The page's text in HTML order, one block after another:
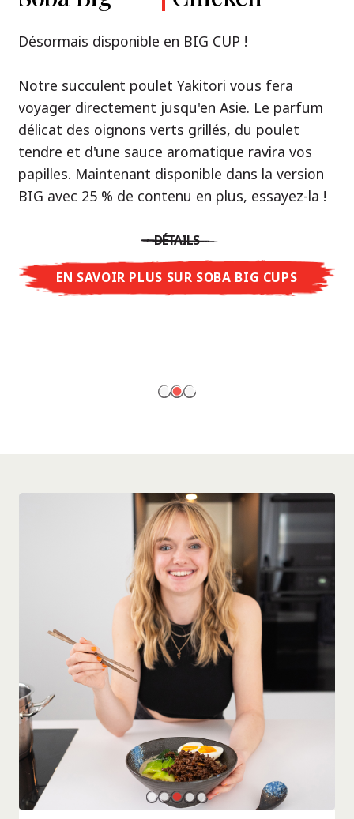
Trois univers de saveurs, un seul objectif : le
vrai ramen de niveau restaurant – sans le
restaurant.
Avec Nissin Ramen Premium, découvrez le
plaisir du ramen japonais comme jamais
Yuzu, épicé et relevé avec Spicy Miso, ou
crémeux et gourmand avec Tonkotsu. Le goût
authentique du restaurant – à savourer chez
Désormais disponible en BIG CUP !
Notre succulent poulet Yakitori vous fera
voyager directement jusqu'en Asie. Le parfum
délicat des oignons verts grillés, du poulet
tendre et d'une sauce aromatique ravira vos
papilles. Maintenant disponible dans la version
BIG avec 25 % de contenu en plus, essayez-la !
DÉTAILS
EN SAVOIR PLUS SUR SOBA BIG CUPS
Notre recommandation: découvrez le goût de
Ramen !
Une soupe ramen qui, comme la cuisine
thaïlandaise elle-même, est synonyme
d'équilibre parfait et d'harmonie gustative.
La saveur de poulet caramélisé combinée aux
expérience gustative asiatique authentique.
DÉTAILS